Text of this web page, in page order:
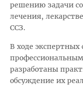
решению задачи
лечения,
ССЗ.
В ходе
разработаны
обсуждение их